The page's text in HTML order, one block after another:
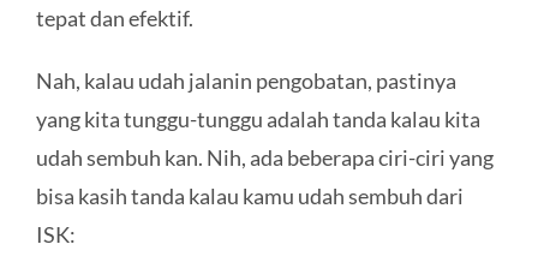
tepat dan efektif.
Nah, kalau udah jalanin pengobatan, pastinya
yang kita tunggu-tunggu adalah tanda kalau kita
udah sembuh kan. Nih, ada beberapa ciri-ciri yang
bisa kasih tanda kalau kamu udah sembuh dari
ISK: